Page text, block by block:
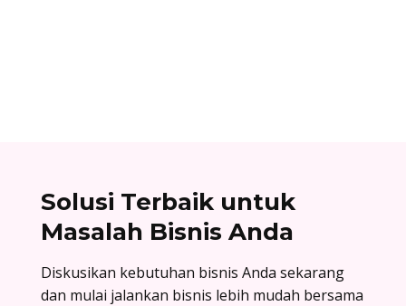
Solusi Terbaik untuk
Masalah Bisnis Anda
Diskusikan kebutuhan bisnis Anda sekarang
dan mulai jalankan bisnis lebih mudah bersama